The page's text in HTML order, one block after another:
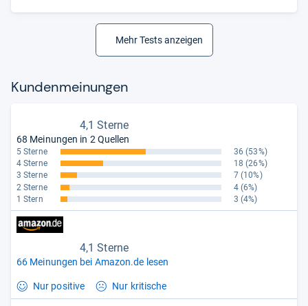
Mehr Tests anzeigen
Kun­den­mei­nun­gen
4,1 Sterne
68 Meinungen in 2 Quellen
5 Sterne 36 (53%)
4 Sterne
18 (26%)
3 Sterne
7 (10%)
2 Sterne
4 (6%)
1 Stern
3 (4%)
4,1 Sterne
66 Meinungen bei Amazon.de lesen
Nur positive Nur kritische